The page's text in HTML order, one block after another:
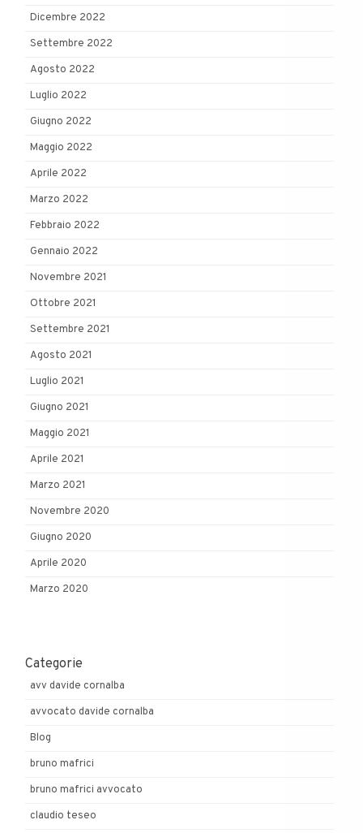
Dicembre 2022
Settembre 2022
Agosto 2022
Luglio 2022
Giugno 2022
Maggio 2022
Aprile 2022
Marzo 2022
Febbraio 2022
Gennaio 2022
Novembre 2021
Ottobre 2021
Settembre 2021
Agosto 2021
Luglio 2021
Giugno 2021
Maggio 2021
Aprile 2021
Marzo 2021
Novembre 2020
Giugno 2020
Aprile 2020
Marzo 2020
Categorie
avv davide cornalba
avvocato davide cornalba
Blog
bruno mafrici
bruno mafrici avvocato
claudio teseo